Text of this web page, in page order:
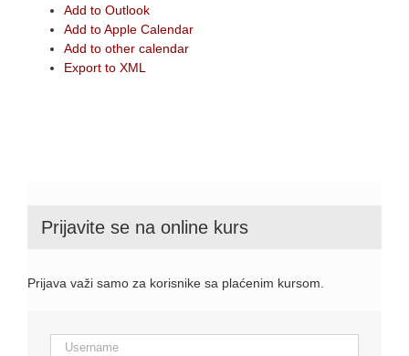
Add to Outlook
Add to Apple Calendar
Add to other calendar
Export to XML
Prijavite se na online kurs
Prijava važi samo za korisnike sa plaćenim kursom.